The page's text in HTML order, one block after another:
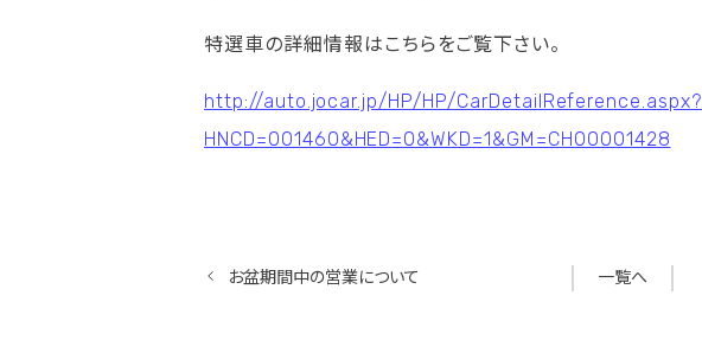
特選車の詳細情報はこちらをご覧下さい。
http://auto.jocar.jp/HP/HP/CarDetailReference.aspx?
HNCD=001460&HED=0&WKD=1&GM=CH00001428
お盆期間中の営業について 一覧へ